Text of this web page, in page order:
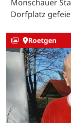
Monschauer
Dorfplatz
Roetgen